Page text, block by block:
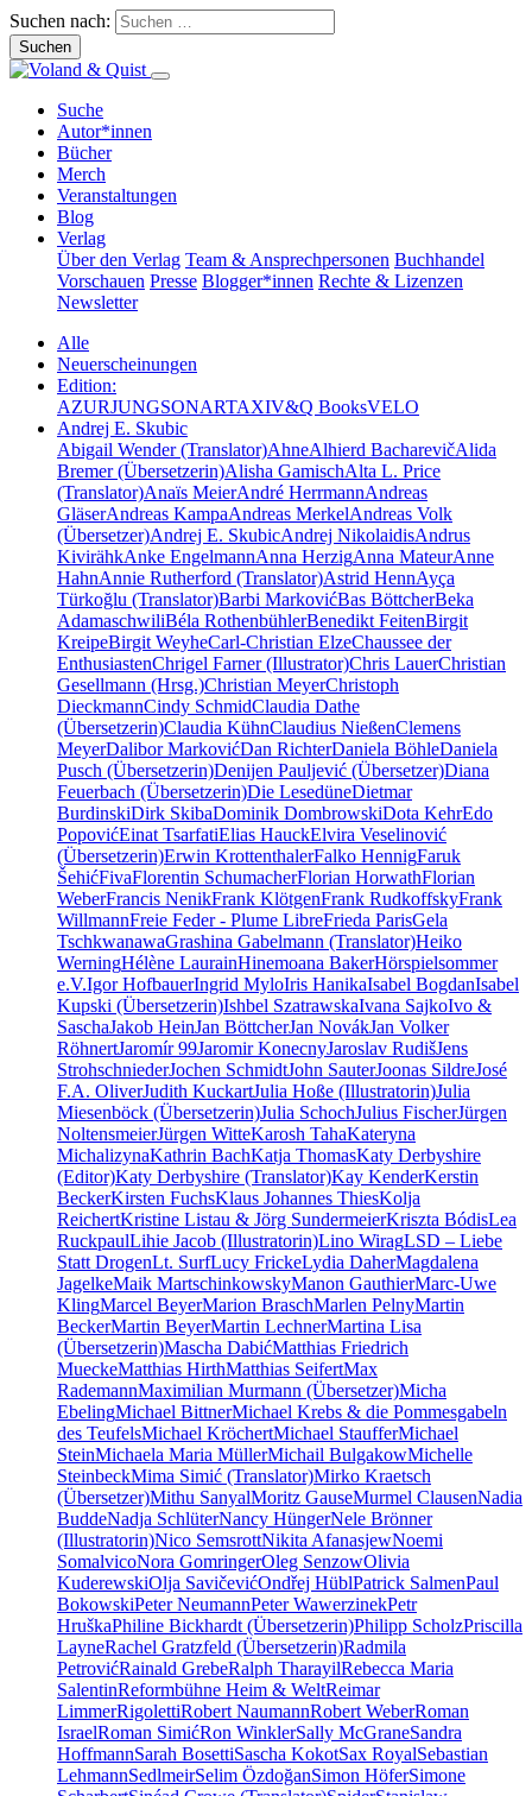
Suchen nach:
Suche
Autor*innen
Bücher
Merch
Veranstaltungen
Blog
Verlag
Über den Verlag Team & Ansprechpersonen Buchhandel
Vorschauen Presse Blogger*innen Rechte & Lizenzen
Newsletter
Alle
Neuerscheinungen
Edition:
AZURJUNGSONARTAXIV&Q BooksVELO
Andrej E. Skubic
Abigail Wender (Translator)AhneAlhierd BacharevičAlida
Bremer (Übersetzerin)Alisha GamischAlta L. Price
(Translator)Anaïs MeierAndré HerrmannAndreas
GläserAndreas KampaAndreas MerkelAndreas Volk
(Übersetzer)Andrej E. SkubicAndrej NikolaidisAndrus
KivirähkAnke EngelmannAnna HerzigAnna MateurAnne
HahnAnnie Rutherford (Translator)Astrid HennAyça
Türkoğlu (Translator)Barbi MarkovićBas BöttcherBeka
AdamaschwiliBéla RothenbühlerBenedikt FeitenBirgit
KreipeBirgit WeyheCarl-Christian ElzeChaussee der
EnthusiastenChrigel Farner (Illustrator)Chris LauerChristian
Gesellmann (Hrsg.)Christian MeyerChristoph
DieckmannCindy SchmidClaudia Dathe
(Übersetzerin)Claudia KühnClaudius NießenClemens
MeyerDalibor MarkovićDan RichterDaniela BöhleDaniela
Pusch (Übersetzerin)Denijen Pauljević (Übersetzer)Diana
Feuerbach (Übersetzerin)Die LesedüneDietmar
BurdinskiDirk SkibaDominik DombrowskiDota KehrEdo
PopovićEinat TsarfatiElias HauckElvira Veselinović
(Übersetzerin)Erwin KrottenthalerFalko HennigFaruk
ŠehićFivaFlorentin SchumacherFlorian HorwathFlorian
WeberFrancis NenikFrank KlötgenFrank RudkoffskyFrank
WillmannFreie Feder - Plume LibreFrieda ParisGela
TschkwanawaGrashina Gabelmann (Translator)Heiko
WerningHélène LaurainHinemoana BakerHörspielsommer
e.V.Igor HofbauerIngrid MyloIris HanikaIsabel BogdanIsabel
Kupski (Übersetzerin)Ishbel SzatrawskaIvana SajkoIvo &
SaschaJakob HeinJan BöttcherJan NovákJan Volker
RöhnertJaromír 99Jaromir KonecnyJaroslav RudišJens
StrohschniederJochen SchmidtJohn SauterJoonas SildreJosé
F.A. OliverJudith KuckartJulia Hoße (Illustratorin)Julia
Miesenböck (Übersetzerin)Julia SchochJulius FischerJürgen
NoltensmeierJürgen WitteKarosh TahaKateryna
MichalizynaKathrin BachKatja ThomasKaty Derbyshire
(Editor)Katy Derbyshire (Translator)Kay KenderKerstin
BeckerKirsten FuchsKlaus Johannes ThiesKolja
ReichertKristine Listau & Jörg SundermeierKriszta BódisLea
RuckpaulLihie Jacob (Illustratorin)Lino WiragLSD – Liebe
Statt DrogenLt. SurfLucy FrickeLydia DaherMagdalena
JagelkeMaik MartschinkowskyManon GauthierMarc-Uwe
KlingMarcel BeyerMarion BraschMarlen PelnyMartin
BeckerMartin BeyerMartin LechnerMartina Lisa
(Übersetzerin)Mascha DabićMatthias Friedrich
MueckeMatthias HirthMatthias SeifertMax
RademannMaximilian Murmann (Übersetzer)Micha
EbelingMichael BittnerMichael Krebs & die Pommesgabeln
des TeufelsMichael KröchertMichael StaufferMichael
SteinMichaela Maria MüllerMichail BulgakowMichelle
SteinbeckMima Simić (Translator)Mirko Kraetsch
(Übersetzer)Mithu SanyalMoritz GauseMurmel ClausenNadia
BuddeNadja SchlüterNancy HüngerNele Brönner
(Illustratorin)Nico SemsrottNikita AfanasjewNoemi
SomalvicoNora GomringerOleg SenzowOlivia
KuderewskiOlja SavičevićOndřej HüblPatrick SalmenPaul
BokowskiPeter NeumannPeter WawerzinekPetr
HruškaPhiline Bickhardt (Übersetzerin)Philipp ScholzPriscilla
LayneRachel Gratzfeld (Übersetzerin)Radmila
PetrovićRainald GrebeRalph TharayilRebecca Maria
SalentinReformbühne Heim & WeltReimar
LimmerRigolettiRobert NaumannRobert WeberRoman
IsraelRoman SimićRon WinklerSally McGraneSandra
HoffmannSarah BosettiSascha KokotSax RoyalSebastian
LehmannSedlmeirSelim ÖzdoğanSimon HöferSimone